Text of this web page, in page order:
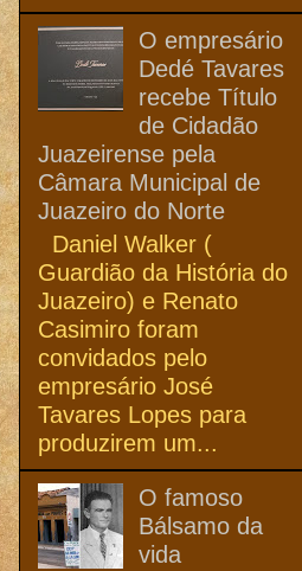
O empresário
Dedé Tavares
recebe Título
de Cidadão
Juazeirense pela
Câmara Municipal de
Juazeiro do Norte
Daniel Walker (
Guardião da História do
Juazeiro) e Renato
Casimiro foram
convidados pelo
empresário José
Tavares Lopes para
produzirem um...
O famoso
Bálsamo da
vida